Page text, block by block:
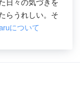
日々の気づきを
らうれしい。そ
について